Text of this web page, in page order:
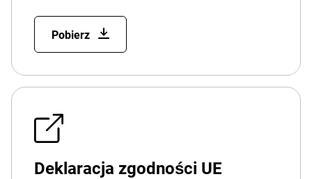
Pobierz
Deklaracja zgodności UE